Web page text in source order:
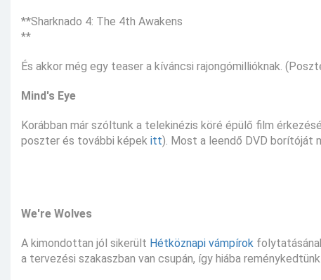
**Sharknado 4: The 4th Awakens
**
És akkor még egy teaser a kíváncsi rajongómillióknak.
Mind's Eye
Korábban már szóltunk a telekinézis köré épülő film
poszter és további képek itt). Most a leendő DVD borítóját
We're Wolves
A kimondottan jól sikerült Hétköznapi vámpírok
a tervezési szakaszban van csupán, így hiába